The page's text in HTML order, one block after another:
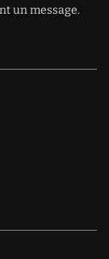
un message.